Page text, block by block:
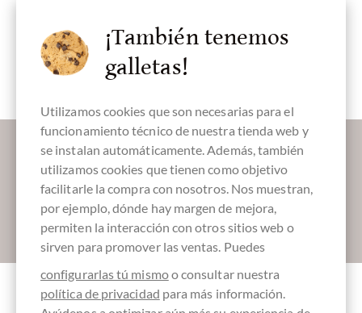
con el alcohol
Comercio
directo,
Chocolate
Comercio
justo
Embalaje
negro
chocolate
Déjanos endulzar tu bandeja de entrada:
Absenden
¡También tenemos
galletas!
Utilizamos cookies que son necesarias para el
funcionamiento técnico de nuestra tienda web y
se instalan automáticamente. Además, también
utilizamos cookies que tienen como objetivo
facilitarle la compra con nosotros. Nos muestran,
por ejemplo, dónde hay margen de mejora,
permiten la interacción con otros sitios web o
sirven para promover las ventas. Puedes
configurarlas tú mismoo consultar nuestra
política de privacidad para más información.